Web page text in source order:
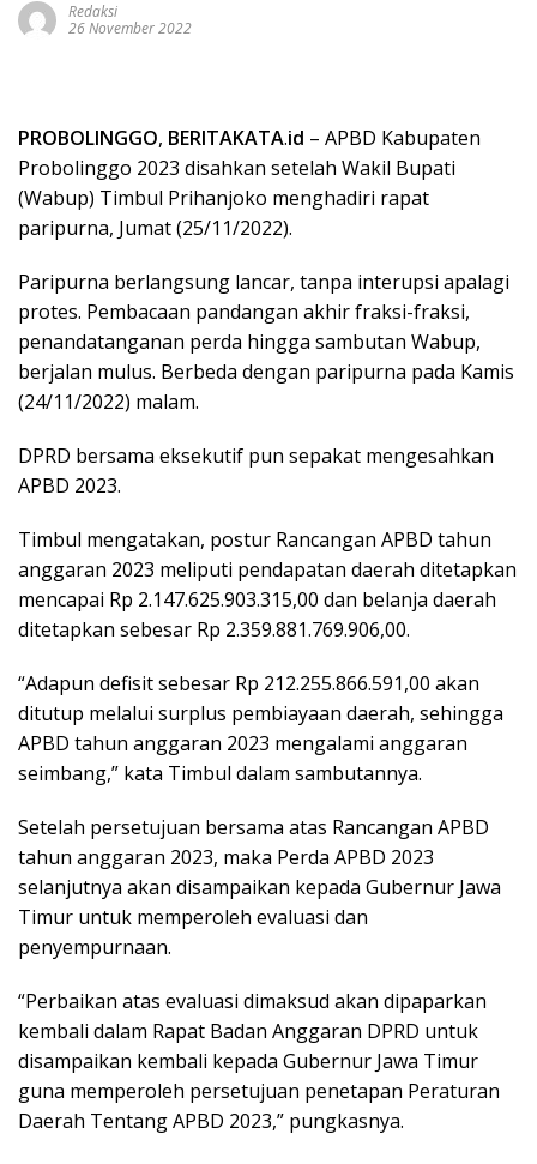
Redaksi
26 November 2022
PROBOLINGGO, BERITAKATA.id – APBD Kabupaten
Probolinggo 2023 disahkan setelah Wakil Bupati
(Wabup) Timbul Prihanjoko menghadiri rapat
paripurna, Jumat (25/11/2022).
Paripurna berlangsung lancar, tanpa interupsi apalagi
protes. Pembacaan pandangan akhir fraksi-fraksi,
penandatanganan perda hingga sambutan Wabup,
berjalan mulus. Berbeda dengan paripurna pada Kamis
(24/11/2022) malam.
DPRD bersama eksekutif pun sepakat mengesahkan
APBD 2023.
Timbul mengatakan, postur Rancangan APBD tahun
anggaran 2023 meliputi pendapatan daerah ditetapkan
mencapai Rp 2.147.625.903.315,00 dan belanja daerah
ditetapkan sebesar Rp 2.359.881.769.906,00.
“Adapun defisit sebesar Rp 212.255.866.591,00 akan
ditutup melalui surplus pembiayaan daerah, sehingga
APBD tahun anggaran 2023 mengalami anggaran
seimbang,” kata Timbul dalam sambutannya.
Setelah persetujuan bersama atas Rancangan APBD
tahun anggaran 2023, maka Perda APBD 2023
selanjutnya akan disampaikan kepada Gubernur Jawa
Timur untuk memperoleh evaluasi dan
penyempurnaan.
“Perbaikan atas evaluasi dimaksud akan dipaparkan
kembali dalam Rapat Badan Anggaran DPRD untuk
disampaikan kembali kepada Gubernur Jawa Timur
guna memperoleh persetujuan penetapan Peraturan
Daerah Tentang APBD 2023,” pungkasnya.